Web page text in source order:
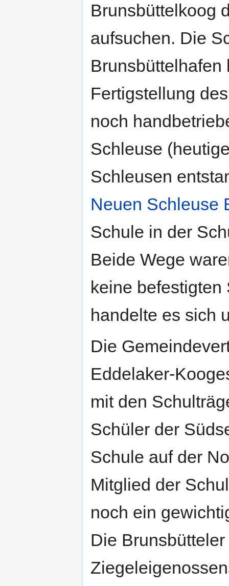
Brunsbüttelkoog
aufsuchen. Die
Fertigstellung
noch
Schleuse
Schleusen
Neuen Schleuse
Schule in der
Beide Wege
keine
handelte es sich
Die
Eddelaker-
mit den
Schüler der
Schule auf der
Mitglied der
noch ein
Die